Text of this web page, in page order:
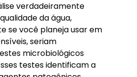
verdadeiramente
da água,
se você planeja usar em
seriam
microbiológicos
testes identificam a